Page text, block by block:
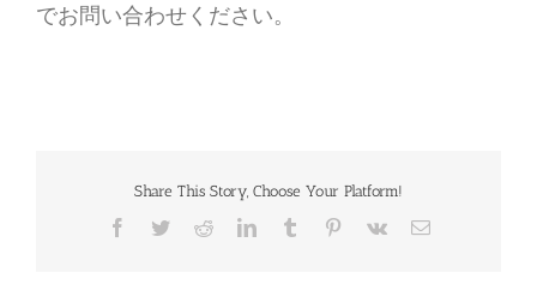
でお問い合わせください。
Share This Story, Choose Your Platform!
Facebook
TwitterRedditLinkedInTumblr Pinterest
Vk
電